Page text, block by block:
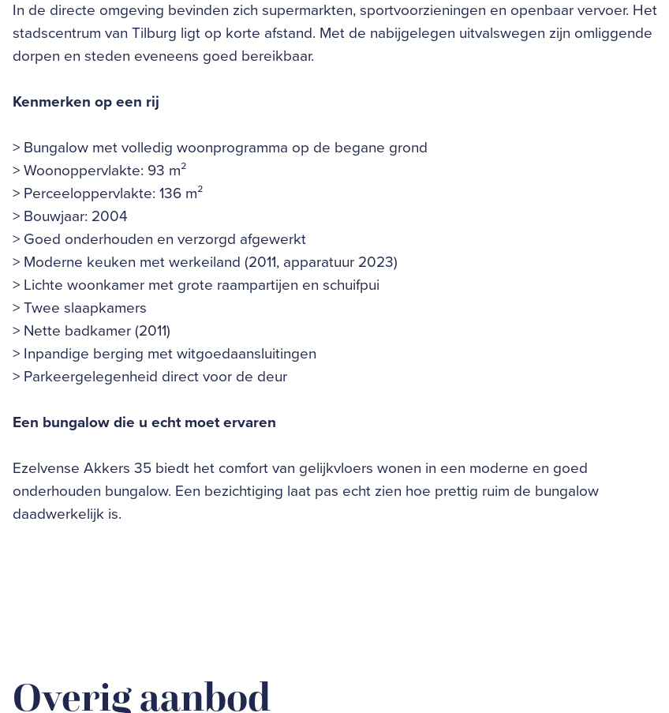
In de directe omgeving bevinden zich supermarkten, sportvoorzieningen en openbaar vervoer. Het
stadscentrum van Tilburg ligt op korte afstand. Met de nabijgelegen uitvalswegen zijn omliggende
dorpen en steden eveneens goed bereikbaar.
Kenmerken op een rij
> Bungalow met volledig woonprogramma op de begane grond
> Woonoppervlakte: 93 m²
> Perceeloppervlakte: 136 m²
> Bouwjaar: 2004
> Goed onderhouden en verzorgd afgewerkt
> Moderne keuken met werkeiland (2011, apparatuur 2023)
> Lichte woonkamer met grote raampartijen en schuifpui
> Twee slaapkamers
> Nette badkamer (2011)
> Inpandige berging met witgoedaansluitingen
> Parkeergelegenheid direct voor de deur
Een bungalow die u echt moet ervaren
Ezelvense Akkers 35 biedt het comfort van gelijkvloers wonen in een moderne en goed
onderhouden bungalow. Een bezichtiging laat pas echt zien hoe prettig ruim de bungalow
daadwerkelijk is.
Overig aanbod